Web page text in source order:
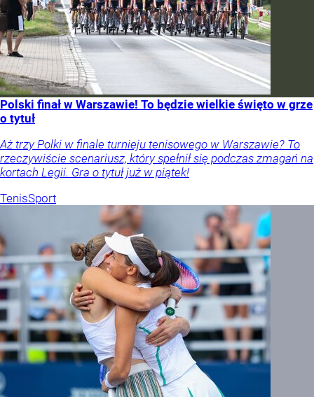
Polski finał w Warszawie! To będzie wielkie święto w grze
o tytuł
Aż trzy Polki w finale turnieju tenisowego w Warszawie? To
rzeczywiście scenariusz, który spełnił się podczas zmagań na
kortach Legii. Gra o tytuł już w piątek!
TenisSport